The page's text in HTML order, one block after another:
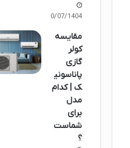
30/07/1404
مقایسه
کولر
گازی
پاناسونی
ک | کدام
مدل
برای
شماست
؟